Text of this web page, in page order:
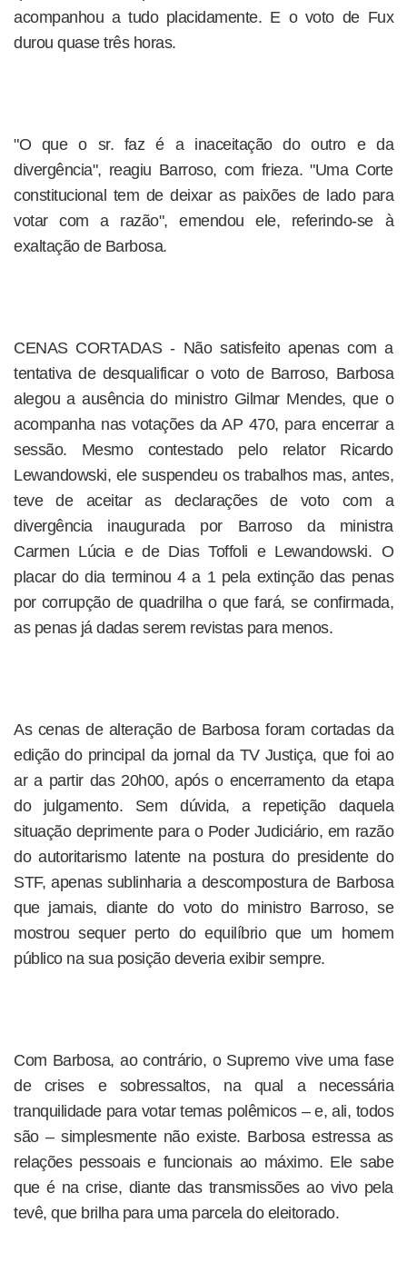
acompanhou a tudo placidamente. E o voto de Fux
durou quase três horas.
"O que o sr. faz é a inaceitação do outro e da
divergência", reagiu Barroso, com frieza. "Uma Corte
constitucional tem de deixar as paixões de lado para
votar com a razão", emendou ele, referindo-se à
exaltação de Barbosa.
CENAS CORTADAS - Não satisfeito apenas com a
tentativa de desqualificar o voto de Barroso, Barbosa
alegou a ausência do ministro Gilmar Mendes, que o
acompanha nas votações da AP 470, para encerrar a
sessão. Mesmo contestado pelo relator Ricardo
Lewandowski, ele suspendeu os trabalhos mas, antes,
teve de aceitar as declarações de voto com a
divergência inaugurada por Barroso da ministra
Carmen Lúcia e de Dias Toffoli e Lewandowski. O
placar do dia terminou 4 a 1 pela extinção das penas
por corrupção de quadrilha o que fará, se confirmada,
as penas já dadas serem revistas para menos.
As cenas de alteração de Barbosa foram cortadas da
edição do principal da jornal da TV Justiça, que foi ao
ar a partir das 20h00, após o encerramento da etapa
do julgamento. Sem dúvida, a repetição daquela
situação deprimente para o Poder Judiciário, em razão
do autoritarismo latente na postura do presidente do
STF, apenas sublinharia a descompostura de Barbosa
que jamais, diante do voto do ministro Barroso, se
mostrou sequer perto do equilíbrio que um homem
público na sua posição deveria exibir sempre.
Com Barbosa, ao contrário, o Supremo vive uma fase
de crises e sobressaltos, na qual a necessária
tranquilidade para votar temas polêmicos – e, ali, todos
são – simplesmente não existe. Barbosa estressa as
relações pessoais e funcionais ao máximo. Ele sabe
que é na crise, diante das transmissões ao vivo pela
tevê, que brilha para uma parcela do eleitorado.